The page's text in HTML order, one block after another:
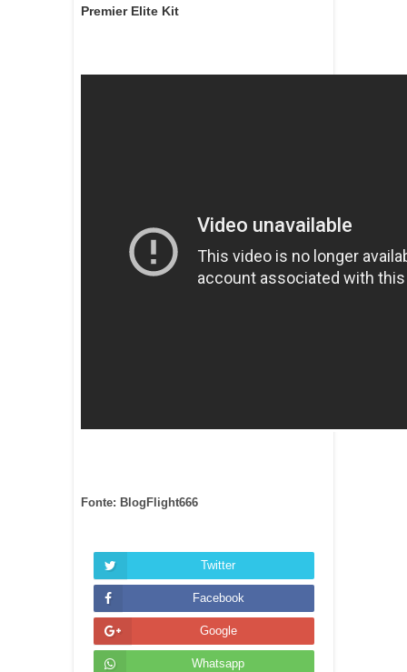
Premier Elite Kit
Fonte: BlogFlight666
Twitter
Facebook
Google
Whatsapp